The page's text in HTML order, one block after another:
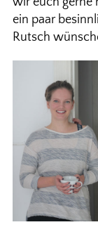
ein paar
Rutsch